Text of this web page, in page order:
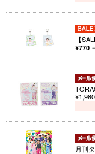
【
¥770
¥1,980
月刊